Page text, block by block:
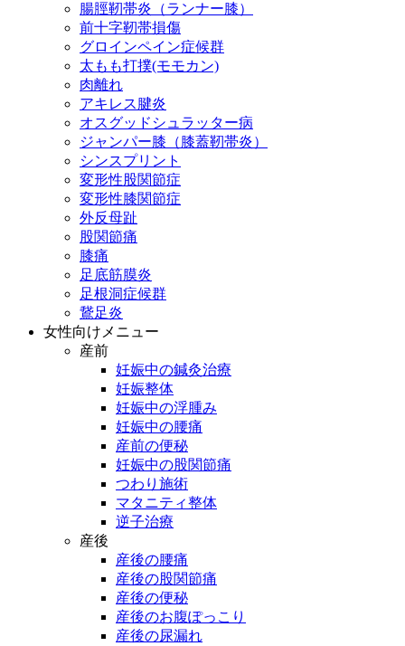
腸脛靭帯炎（ランナー膝）
前十字靭帯損傷
グロインペイン症候群
太もも打撲(モモカン)
肉離れ
アキレス腱炎
オスグッドシュラッター病
ジャンパー膝（膝蓋靭帯炎）
シンスプリント
変形性股関節症
変形性膝関節症
外反母趾
股関節痛
膝痛
足底筋膜炎
足根洞症候群
鵞足炎
女性向けメニュー
産前
妊娠中の鍼灸治療
妊娠整体
妊娠中の浮腫み
妊娠中の腰痛
産前の便秘
妊娠中の股関節痛
つわり施術
マタニティ整体
逆子治療
産後
産後の腰痛
産後の股関節痛
産後の便秘
産後のお腹ぽっこり
産後の尿漏れ